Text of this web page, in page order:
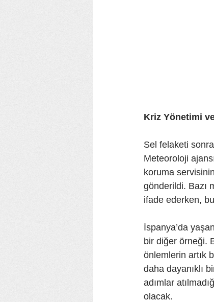
Kriz Yönetimi
Sel felaketi
Meteoroloji
koruma
gönderildi. Bazı
ifade ederken,
İspanya’da
bir diğer örneği.
önlemlerin artık
daha dayanıklı
adımlar
olacak.